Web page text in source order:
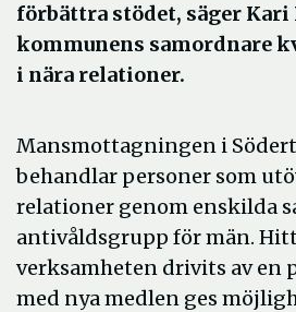
förbättra stödet, säger Kari
kommunens samordnare
i nära relationer.
Mansmottagningen i
behandlar personer som
relationer genom enskilda
antivåldsgrupp för män.
verksamheten drivits av en
med nya medlen ges